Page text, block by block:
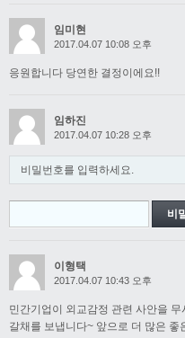
임미현
2017.04.07 10:08 오후
응원합니다 당연한 결정이에요!!
임하진
2017.04.07 10:28 오후
비밀번호를 입력하세요.
이형택
2017.04.07 10:43 오후
민간기업이 외교감정 관련 사안을
갈채를 보냅니다~ 앞으로 더 많은 좋